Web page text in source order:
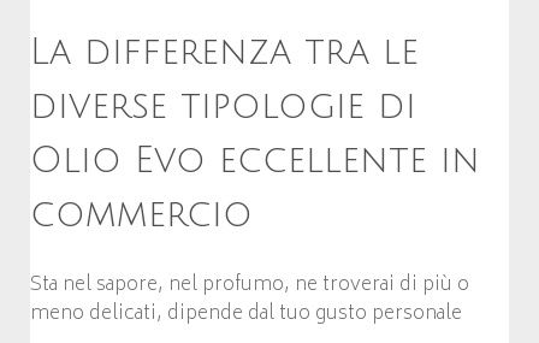
La differenza tra le
diverse tipologie di
Olio Evo eccellente in
commercio
Sta nel sapore, nel profumo, ne troverai di più o
meno delicati, dipende dal tuo gusto personale